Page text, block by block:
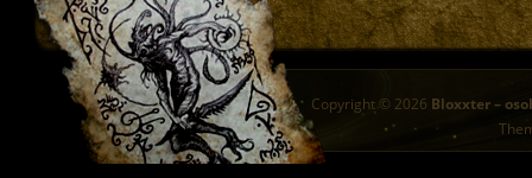
Copyright © 2026 Bloxxter –